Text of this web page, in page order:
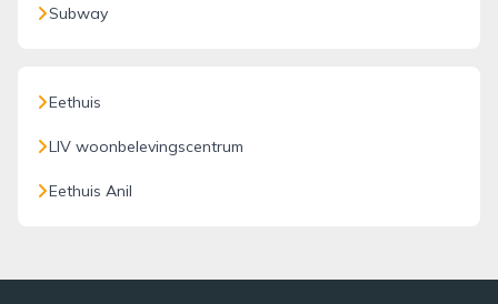
Subway
Eethuis
LIV woonbelevingscentrum
Eethuis Anil